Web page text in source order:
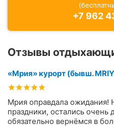
+7 962
Отзывы
«Мрия» курорт (бывш.
Мрия оправдала ожидания!
праздники, остались очень
обязательно вернёмся в